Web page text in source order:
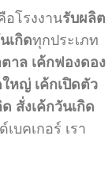
อโรงงานรับผลิต
เกิดทุกประเภท
าล เค้กฟองดอง
ใหญ่ เค้กเปิดตัว
ด สั่งเค้กวันเกิด
บคเกอร์ เรา